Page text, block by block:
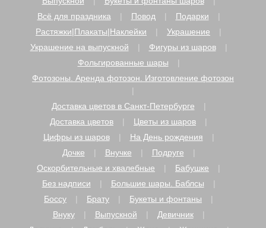
Всё для праздника
Повод
Подарки
Растяжки|Плакаты|Наклейки
Украшение
Украшение на выпускной
Фигуры из шаров
Фольгированные шары
Фотозоны. Аренда фотозон. Изготовление фотозон
Доставка цветов в Санкт-Петербурге
Доставка цветов
Цветы из шаров
Цифры из шаров
На День рождения
Дочке
Внучке
Подруге
Оскорбительные и хвалебные
Бабушке
Без надписи
Большие шары. Баблсы
Боссу
Брату
Букеты и фонтаны
Внуку
Выпускной
Девичник